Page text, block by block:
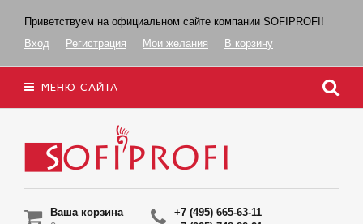
Приветствуем на официальном сайте компании SOFIPROFI!
Вход
Регистрация Мои желания В корзину
МЕНЮ САЙТА
Ваша корзина
+7 (495) 665-63-11